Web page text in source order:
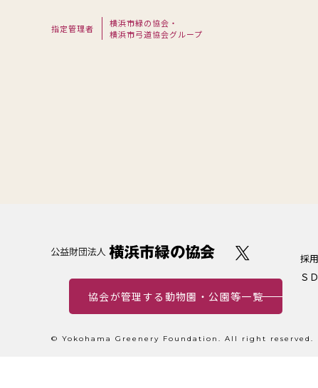
指定管理者
横浜市緑の協会・
横浜市弓道協会グループ
協会が管理する動物園・公園等一覧
採
Ｓ
© Yokohama Greenery Foundation. All right reserved.